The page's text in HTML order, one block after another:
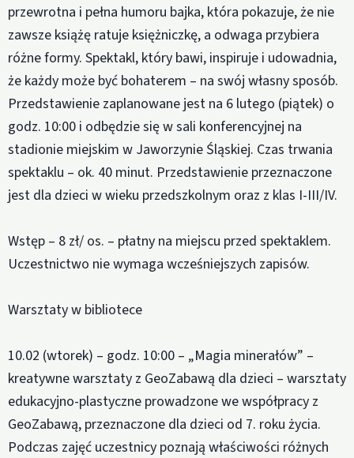
przewrotna i pełna humoru bajka, która pokazuje, że nie
zawsze książę ratuje księżniczkę, a odwaga przybiera
różne formy. Spektakl, który bawi, inspiruje i udowadnia,
że każdy może być bohaterem – na swój własny sposób.
Przedstawienie zaplanowane jest na 6 lutego (piątek) o
godz. 10:00 i odbędzie się w sali konferencyjnej na
stadionie miejskim w Jaworzynie Śląskiej. Czas trwania
spektaklu – ok. 40 minut. Przedstawienie przeznaczone
jest dla dzieci w wieku przedszkolnym oraz z klas I-III/IV.
Wstęp – 8 zł/ os. – płatny na miejscu przed spektaklem.
Uczestnictwo nie wymaga wcześniejszych zapisów.
Warsztaty w bibliotece
10.02 (wtorek) – godz. 10:00 – „Magia minerałów” –
kreatywne warsztaty z GeoZabawą dla dzieci – warsztaty
edukacyjno-plastyczne prowadzone we współpracy z
GeoZabawą, przeznaczone dla dzieci od 7. roku życia.
Podczas zajęć uczestnicy poznają właściwości różnych